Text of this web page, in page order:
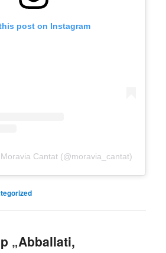
post on Instagram
Cantat (@moravia_cantat)
„Abballati,